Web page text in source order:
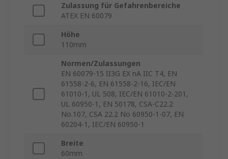
Zulassung für Gefahrenbereiche
ATEX EN 60079
Höhe
110mm
Normen/Zulassungen
EN 60079-15 II3G EX nA IIC T4, EN
61558-2-6, EN 61558-2-16, IEC/EN
61010-1, UL 508, IEC/EN 61010-2-201,
UL 60950-1, EN 50178, CSA-C22.2
No.107, CSA 22.2 No 60950-1-07, EN
60204-1, IEC/EN 60950-1
Breite
60mm